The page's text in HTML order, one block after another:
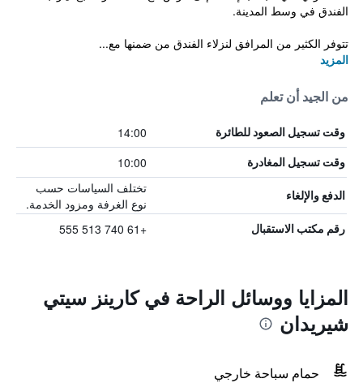
الفندق في وسط المدينة.
تتوفر الكثير من المرافق لنزلاء الفندق من ضمنها مع...
المزيد
من الجيد أن تعلم
وقت تسجيل الصعود للطائرة 14:00
وقت تسجيل المغادرة 10:00
الدفع والإلغاء
تختلف السياسات حسب
نوع الغرفة ومزود الخدمة.
رقم مكتب الاستقبال +61 740 513 555
المزايا ووسائل الراحة في كارينز سيتي
شيريدان
حمام سباحة خارجي